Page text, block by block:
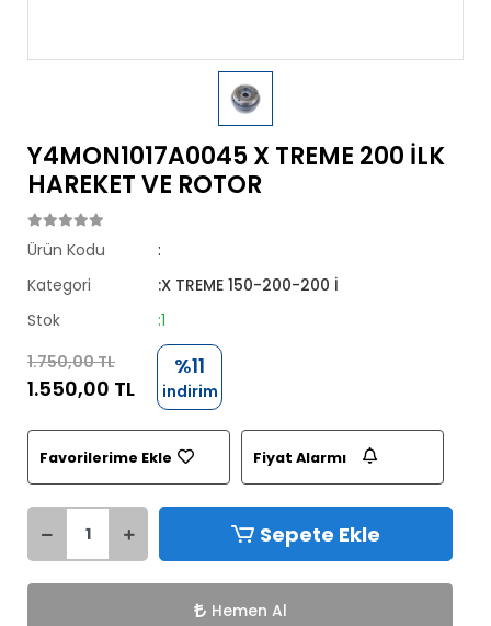
Y4MON1017A0045 X TREME 200 İLK
HAREKET VE ROTOR
Ürün Kodu
:
Kategori
:X TREME 150-200-200 İ
Stok
:1
1.750,00 TL
1.550,00 TL
%11
indirim
Favorilerime Ekle Fiyat Alarmı
Sepete Ekle
Hemen Al